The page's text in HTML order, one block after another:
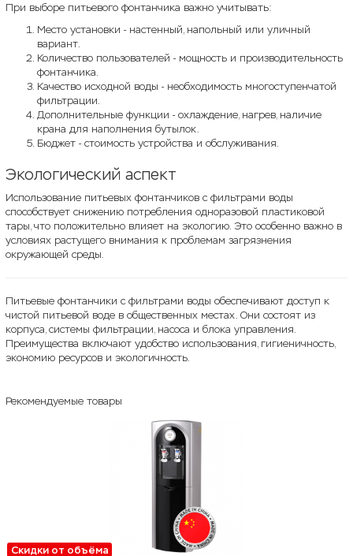
При выборе питьевого фонтанчика важно учитывать:
Место установки - настенный, напольный или уличный
вариант.
Количество пользователей - мощность и производительность
фонтанчика.
Качество исходной воды - необходимость многоступенчатой
фильтрации.
Дополнительные функции - охлаждение, нагрев, наличие
крана для наполнения бутылок.
Бюджет - стоимость устройства и обслуживания.
Экологический аспект
Использование питьевых фонтанчиков с фильтрами воды
способствует снижению потребления одноразовой пластиковой
тары, что положительно влияет на экологию. Это особенно важно в
условиях растущего внимания к проблемам загрязнения
окружающей среды.
Питьевые фонтанчики с фильтрами воды обеспечивают доступ к
чистой питьевой воде в общественных местах. Они состоят из
корпуса, системы фильтрации, насоса и блока управления.
Преимущества включают удобство использования, гигиеничность,
экономию ресурсов и экологичность.
Рекомендуемые товары
Скидки от объёма